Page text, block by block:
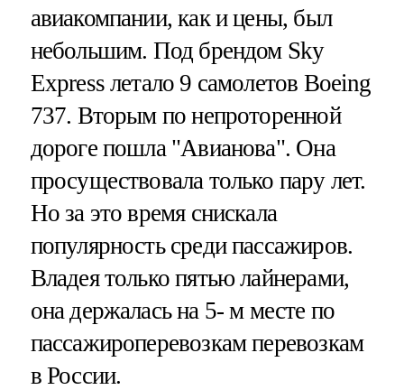
авиакомпании, как и цены, был
небольшим. Под брендом Sky
Express летало 9 самолетов Boeing
737. Вторым по непроторенной
дороге пошла "Авианова". Она
просуществовала только пару лет.
Но за это время снискала
популярность среди пассажиров.
Владея только пятью лайнерами,
она держалась на 5- м месте по
пассажироперевозкам перевозкам
в России.